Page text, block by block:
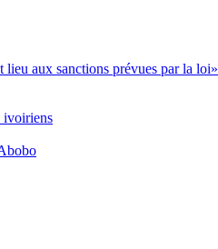
lieu aux sanctions prévues par la loi»
ivoiriens